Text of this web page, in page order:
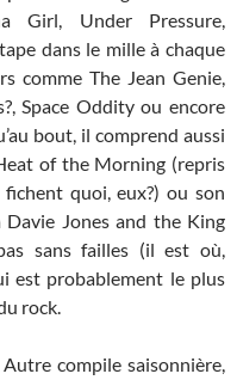
Girl, Under Pressure,
dans le mille à chaque
comme The Jean Genie,
Space Oddity ou encore
bout, il comprend aussi
of the Morning (repris
quoi, eux?) ou son
Davie Jones and the King
sans failles (il est où,
est probablement le plus
rock.
Autre compile saisonnière,